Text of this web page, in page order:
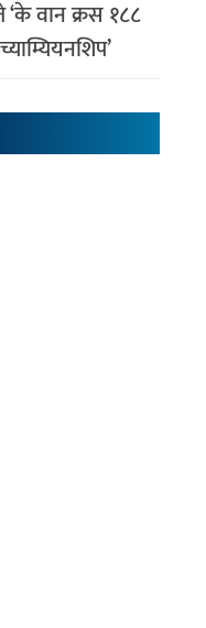
‘के वान क्रस १८८